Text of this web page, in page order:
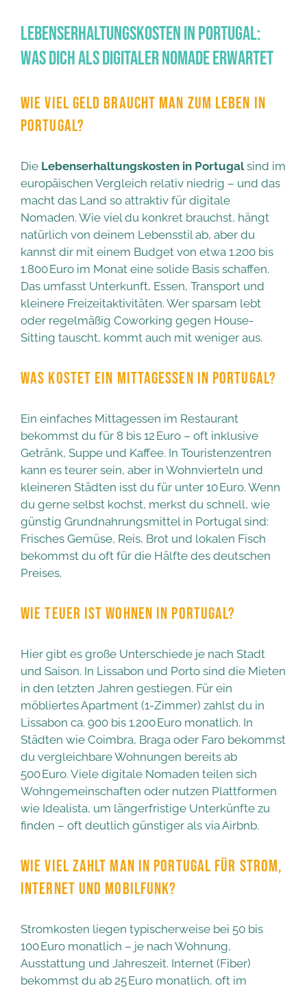
Lebenserhaltungskosten in Portugal:
Was dich als digitaler Nomade erwartet
WIE VIEL GELD BRAUCHT MAN ZUM LEBEN IN
PORTUGAL?
Die Lebenserhaltungskosten in Portugalsind im
europäischen Vergleich relativ niedrig – und das
macht das Land so attraktiv für digitale
Nomaden. Wie viel du konkret brauchst, hängt
natürlich von deinem Lebensstil ab, aber du
kannst dir mit einem Budget von etwa 1.200 bis
1.800 Euro im Monat eine solide Basis schaffen.
Das umfasst Unterkunft, Essen, Transport und
kleinere Freizeitaktivitäten. Wer sparsam lebt
oder regelmäßig Coworking gegen House-
Sitting tauscht, kommt auch mit weniger aus.
WAS KOSTET EIN MITTAGESSEN IN PORTUGAL?
Ein einfaches Mittagessen im Restaurant
bekommst du für 8 bis 12 Euro – oft inklusive
Getränk, Suppe und Kaffee. In Touristenzentren
kann es teurer sein, aber in Wohnvierteln und
kleineren Städten isst du für unter 10 Euro. Wenn
du gerne selbst kochst, merkst du schnell, wie
günstig Grundnahrungsmittel in Portugal sind:
Frisches Gemüse, Reis, Brot und lokalen Fisch
bekommst du oft für die Hälfte des deutschen
Preises.
WIE TEUER IST WOHNEN IN PORTUGAL?
Hier gibt es große Unterschiede je nach Stadt
und Saison. In Lissabon und Porto sind die Mieten
in den letzten Jahren gestiegen. Für ein
möbliertes Apartment (1-Zimmer) zahlst du in
Lissabon ca. 900 bis 1.200 Euro monatlich. In
Städten wie Coimbra, Braga oder Faro bekommst
du vergleichbare Wohnungen bereits ab
500 Euro. Viele digitale Nomaden teilen sich
Wohngemeinschaften oder nutzen Plattformen
wie Idealista, um längerfristige Unterkünfte zu
finden – oft deutlich günstiger als via Airbnb.
WIE VIEL ZAHLT MAN IN PORTUGAL FÜR STROM,
INTERNET UND MOBILFUNK?
Stromkosten liegen typischerweise bei 50 bis
100 Euro monatlich – je nach Wohnung,
Ausstattung und Jahreszeit. Internet (Fiber)
bekommst du ab 25 Euro monatlich, oft im